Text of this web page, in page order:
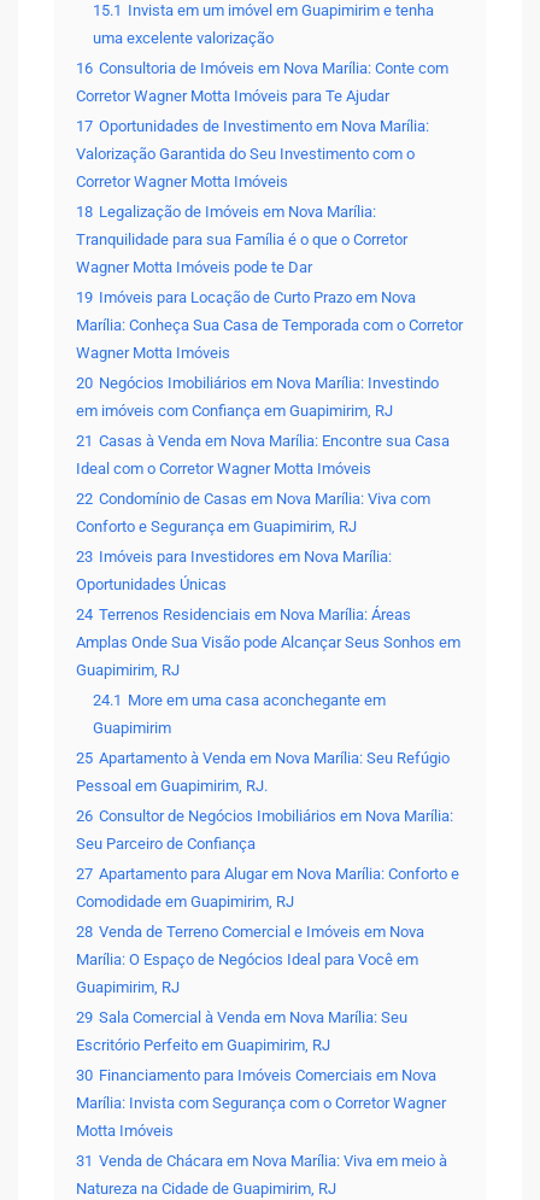
15.1 Invista em um imóvel em Guapimirim e tenha
uma excelente valorização
16 Consultoria de Imóveis em Nova Marília: Conte com
Corretor Wagner Motta Imóveis para Te Ajudar
17 Oportunidades de Investimento em Nova Marília:
Valorização Garantida do Seu Investimento com o
Corretor Wagner Motta Imóveis
18 Legalização de Imóveis em Nova Marília:
Tranquilidade para sua Família é o que o Corretor
Wagner Motta Imóveis pode te Dar
19 Imóveis para Locação de Curto Prazo em Nova
Marília: Conheça Sua Casa de Temporada com o Corretor
Wagner Motta Imóveis
20 Negócios Imobiliários em Nova Marília: Investindo
em imóveis com Confiança em Guapimirim, RJ
21 Casas à Venda em Nova Marília: Encontre sua Casa
Ideal com o Corretor Wagner Motta Imóveis
22 Condomínio de Casas em Nova Marília: Viva com
Conforto e Segurança em Guapimirim, RJ
23 Imóveis para Investidores em Nova Marília:
Oportunidades Únicas
24 Terrenos Residenciais em Nova Marília: Áreas
Amplas Onde Sua Visão pode Alcançar Seus Sonhos em
Guapimirim, RJ
24.1 More em uma casa aconchegante em
Guapimirim
25 Apartamento à Venda em Nova Marília: Seu Refúgio
Pessoal em Guapimirim, RJ.
26 Consultor de Negócios Imobiliários em Nova Marília:
Seu Parceiro de Confiança
27 Apartamento para Alugar em Nova Marília: Conforto e
Comodidade em Guapimirim, RJ
28 Venda de Terreno Comercial e Imóveis em Nova
Marília: O Espaço de Negócios Ideal para Você em
Guapimirim, RJ
29 Sala Comercial à Venda em Nova Marília: Seu
Escritório Perfeito em Guapimirim, RJ
30 Financiamento para Imóveis Comerciais em Nova
Marília: Invista com Segurança com o Corretor Wagner
Motta Imóveis
31 Venda de Chácara em Nova Marília: Viva em meio à
Natureza na Cidade de Guapimirim, RJ